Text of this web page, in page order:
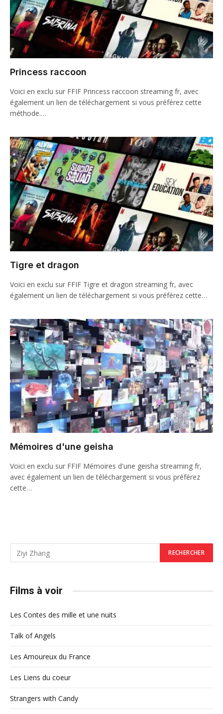
Princess raccoon
Voici en exclu sur FFIF Princess raccoon streaming fr, avec
également un lien de téléchargement si vous préférez cette
méthode.…
Tigre et dragon
Voici en exclu sur FFIF Tigre et dragon streaming fr, avec
également un lien de téléchargement si vous préférez cette…
Mémoires d'une geisha
Voici en exclu sur FFIF Mémoires d'une geisha streaming fr,
avec également un lien de téléchargement si vous préférez
cette…
Films à voir
Les Contes des mille et une nuits
Talk of Angels
Les Amoureux du France
Les Liens du coeur
Strangers with Candy